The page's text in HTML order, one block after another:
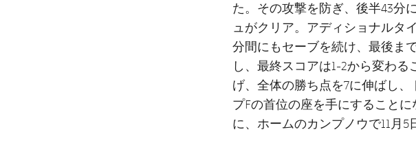
た。その攻撃を防ぎ、後半43分
ュがクリア。アディショナルタ
分間にもセーブを続け、最後ま
し、最終スコアは1-2から変わ
げ、全体の勝ち点を7に伸ばし
プFの首位の座を手にすること
に、ホームのカンプノウで11月5